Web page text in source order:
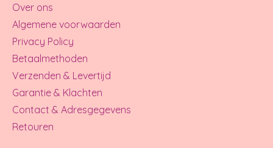
Over ons
Algemene voorwaarden
Privacy Policy
Betaalmethoden
Verzenden & Levertijd
Garantie & Klachten
Contact & Adresgegevens
Retouren